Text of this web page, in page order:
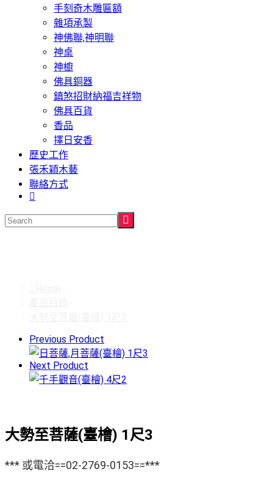
手刻奇木雕匾額
雜項承製
神佛聯,神明聯
神桌
神櫥
佛具銅器
鎮煞招財納福吉祥物
佛具百貨
香品
擇日安香
歷史工作
張禾穎木藝
聯絡方式
Previous Product
Next Product
大勢至菩薩(臺檜) 1尺3
*** 或電洽==02-2769-0153==***